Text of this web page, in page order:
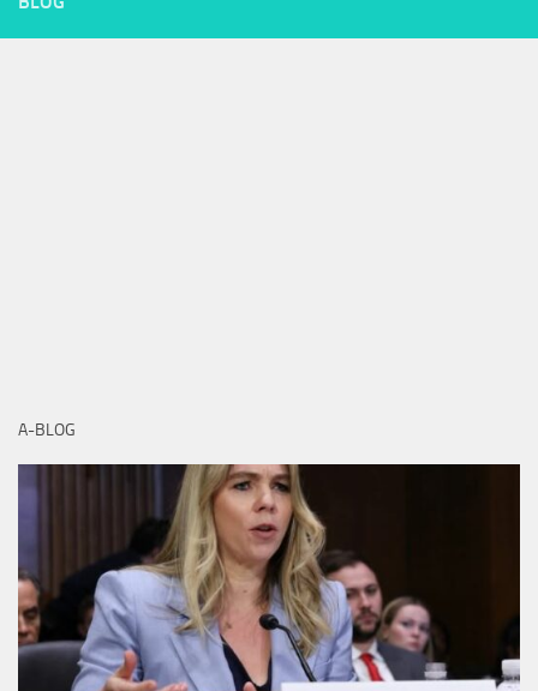
A-BLOG